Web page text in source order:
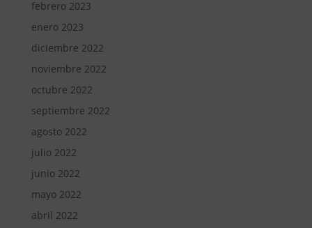
febrero 2023
enero 2023
diciembre 2022
noviembre 2022
octubre 2022
septiembre 2022
agosto 2022
julio 2022
junio 2022
mayo 2022
abril 2022